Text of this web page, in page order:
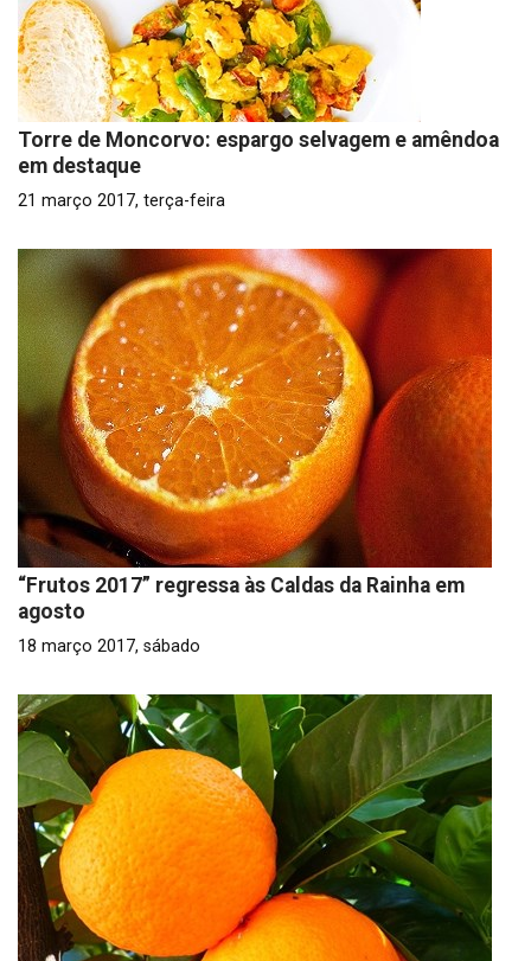
Torre de Moncorvo: espargo selvagem e amêndoa
em destaque
21 março 2017, terça-feira
“Frutos 2017” regressa às Caldas da Rainha em
agosto
18 março 2017, sábado